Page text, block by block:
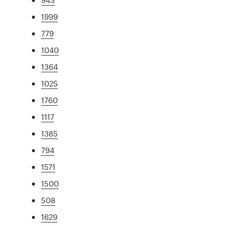
1999
779
1040
1364
1025
1760
1117
1385
794
1571
1500
508
1629